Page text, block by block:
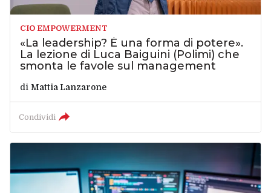
CIO EMPOWERMENT
«La leadership? È una forma di potere».
La lezione di Luca Baiguini (Polimi) che
smonta le favole sul management
di Mattia Lanzarone
Condividi